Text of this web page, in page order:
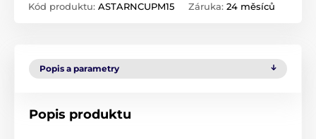
Kód produktu: ASTARNCUPM15 Záruka: 24 měsíců
Popis a parametry
Popis produktu